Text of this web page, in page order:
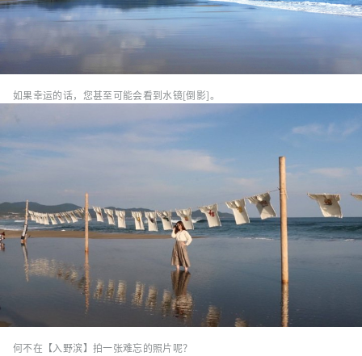
如果幸运的话，您甚至可能会看到水镜[倒影]。
何不在【入野滨】拍一张难忘的照片呢？